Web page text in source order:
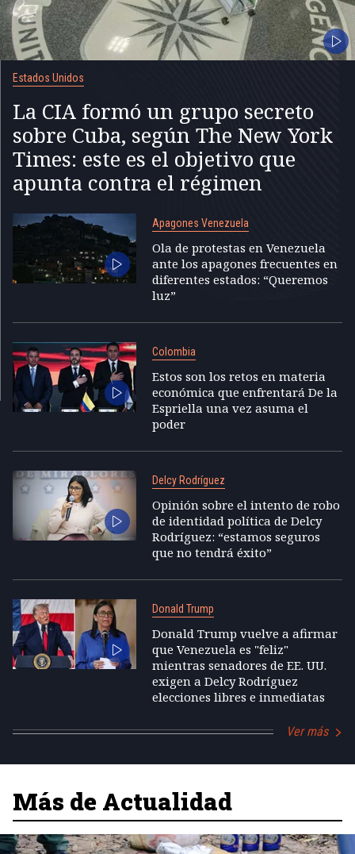
Estados Unidos
La CIA formó un grupo secreto
sobre Cuba, según The New York
Times: este es el objetivo que
apunta contra el régimen
Apagones Venezuela
Ola de protestas en Venezuela
ante los apagones frecuentes en
diferentes estados: “Queremos
luz”
Colombia
Estos son los retos en materia
económica que enfrentará De la
Espriella una vez asuma el
poder
Delcy Rodríguez
Opinión sobre el intento de robo
de identidad política de Delcy
Rodríguez: “estamos seguros
que no tendrá éxito”
Donald Trump
Donald Trump vuelve a afirmar
que Venezuela es "feliz"
mientras senadores de EE. UU.
exigen a Delcy Rodríguez
elecciones libres e inmediatas
Ver más
Más de Actualidad